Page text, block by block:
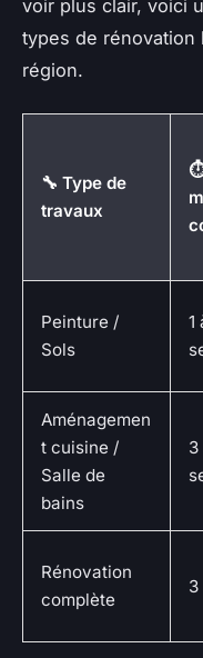
voir plus clair, voici
types de rénovation
région.
🔧 Type de
travaux
Peinture /
Sols
1
Aménagemen
t cuisine /
Salle de
bains
3
Rénovation
complète
3